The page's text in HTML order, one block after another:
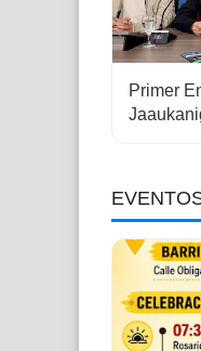
Primer